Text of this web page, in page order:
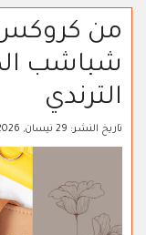
من كروكس
شباشب
الترندي
تاريخ النشر: 29 نيسان, 2026